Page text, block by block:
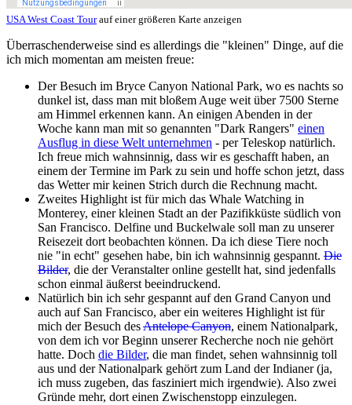
USA West Coast Tourauf einer größeren Karte anzeigen
Überraschenderweise sind es allerdings die "kleinen" Dinge, auf die
ich mich momentan am meisten freue:
Der Besuch im Bryce Canyon National Park, wo es nachts so
dunkel ist, dass man mit bloßem Auge weit über 7500 Sterne
am Himmel erkennen kann. An einigen Abenden in der
Woche kann man mit so genannten "Dark Rangers" einen
Ausflug in diese Welt unternehmen - per Teleskop natürlich.
Ich freue mich wahnsinnig, dass wir es geschafft haben, an
einem der Termine im Park zu sein und hoffe schon jetzt, dass
das Wetter mir keinen Strich durch die Rechnung macht.
Zweites Highlight ist für mich das Whale Watching in
Monterey, einer kleinen Stadt an der Pazifikküste südlich von
San Francisco. Delfine und Buckelwale soll man zu unserer
Reisezeit dort beobachten können. Da ich diese Tiere noch
nie "in echt" gesehen habe, bin ich wahnsinnig gespannt. Die
Bilder, die der Veranstalter online gestellt hat, sind jedenfalls
schon einmal äußerst beeindruckend.
Natürlich bin ich sehr gespannt auf den Grand Canyon und
auch auf San Francisco, aber ein weiteres Highlight ist für
mich der Besuch desAntelope Canyon, einem Nationalpark,
von dem ich vor Beginn unserer Recherche noch nie gehört
hatte. Doch die Bilder, die man findet, sehen wahnsinnig toll
aus und der Nationalpark gehört zum Land der Indianer (ja,
ich muss zugeben, das fasziniert mich irgendwie). Also zwei
Gründe mehr, dort einen Zwischenstopp einzulegen.